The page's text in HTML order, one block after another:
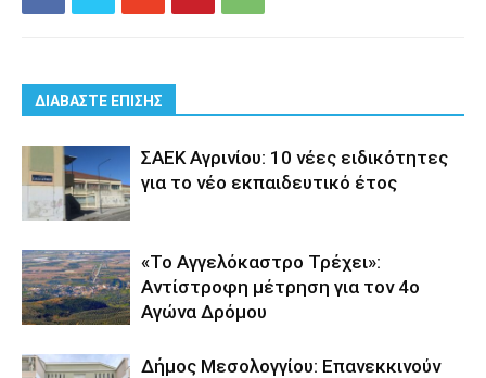
ΔΙΑΒΑΣΤΕ ΕΠΙΣΗΣ
ΣΑΕΚ Αγρινίου: 10 νέες ειδικότητες
για το νέο εκπαιδευτικό έτος
«Το Αγγελόκαστρο Τρέχει»:
Αντίστροφη μέτρηση για τον 4ο
Αγώνα Δρόμου
Δήμος Μεσολογγίου: Επανεκκινούν